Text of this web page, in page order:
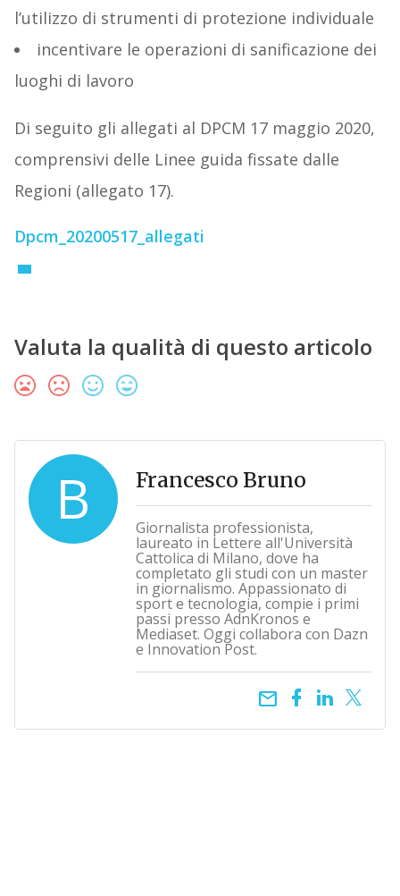
l’utilizzo di strumenti di protezione individuale
incentivare le operazioni di sanificazione dei
luoghi di lavoro
Di seguito gli allegati al DPCM 17 maggio 2020,
comprensivi delle Linee guida fissate dalle
Regioni (allegato 17).
Dpcm_20200517_allegati
Valuta la qualità di questo articolo
B Francesco Bruno
Giornalista professionista,
laureato in Lettere all'Università
Cattolica di Milano, dove ha
completato gli studi con un master
in giornalismo. Appassionato di
sport e tecnologia, compie i primi
passi presso AdnKronos e
Mediaset. Oggi collabora con Dazn
e Innovation Post.
email